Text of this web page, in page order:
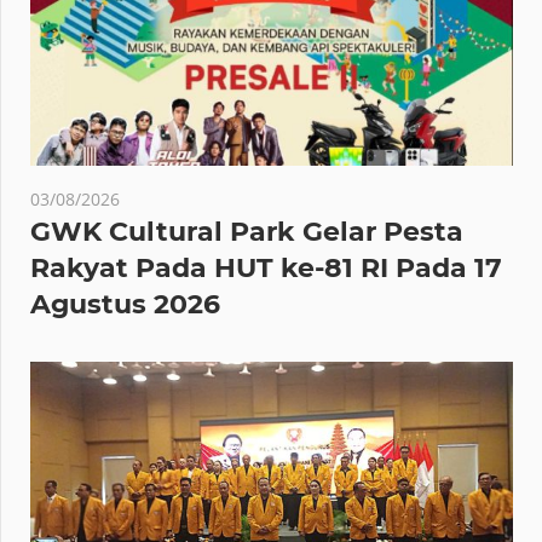
03/08/2026
GWK Cultural Park Gelar Pesta
Rakyat Pada HUT ke-81 RI Pada 17
Agustus 2026